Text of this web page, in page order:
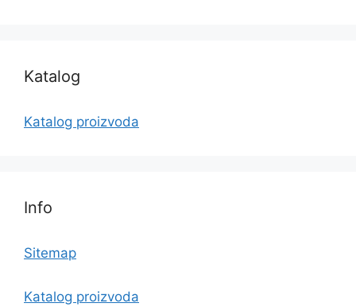
Katalog
Katalog proizvoda
Info
Sitemap
Katalog proizvoda